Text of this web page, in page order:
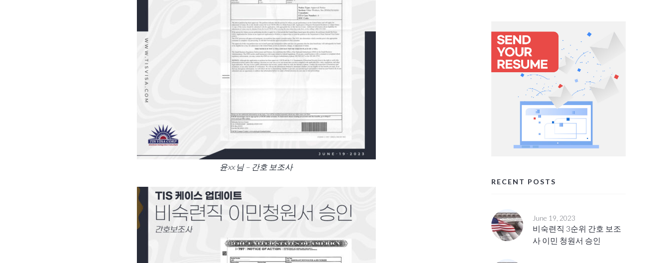
윤xx 님 – 간호 보조사
RECENT POSTS
June 19, 2023
비숙련직 3순위 간호 보조
사 이민 청원서 승인